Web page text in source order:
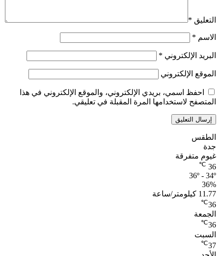
التعليق *
الاسم *
البريد الإلكتروني *
الموقع الإلكتروني
احفظ اسمي، بريدي الإلكتروني، والموقع الإلكتروني في هذا
المتصفح لاستخدامها المرة المقبلة في تعليقي.
الطقس
جدة
غيوم متفرقة
36
℃
36º - 34º
36%
11.77 كيلومتر/ساعة
36
℃
الجمعة
36
℃
السبت
37
℃